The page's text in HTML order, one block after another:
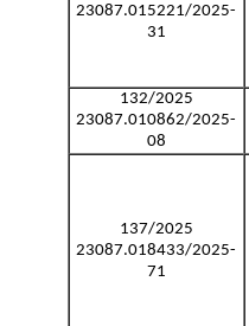
23087.015221/2025-
31
132/2025
23087.010862/2025-
08
137/2025
23087.018433/2025-
71